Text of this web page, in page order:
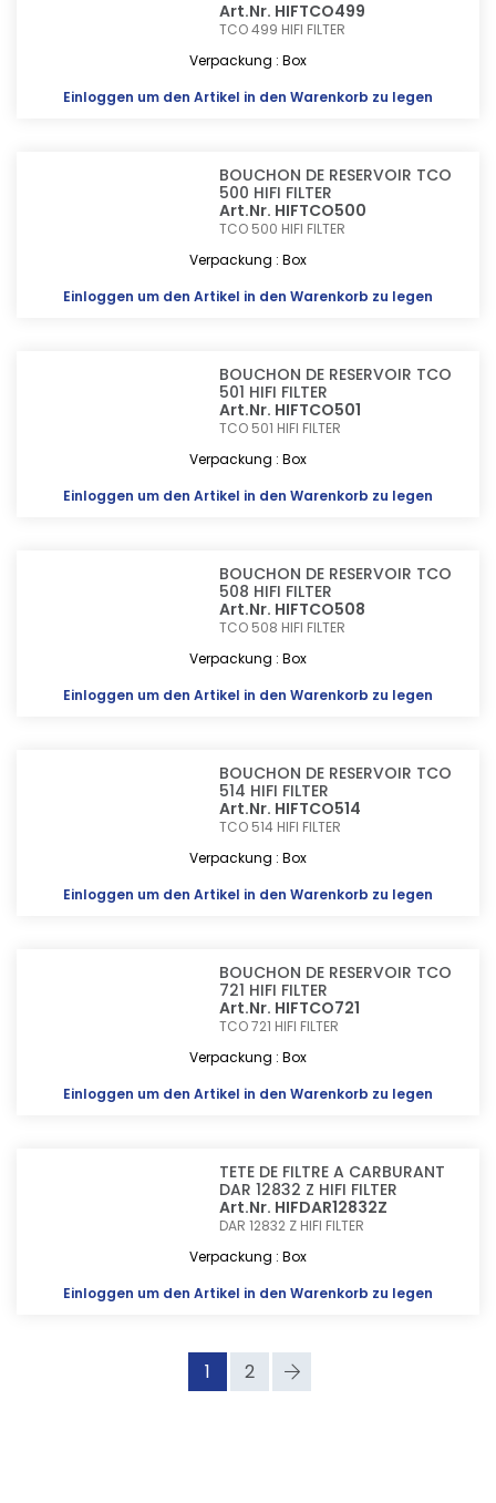
Art.Nr. HIFTCO499
TCO 499 HIFI FILTER
Verpackung : Box
Einloggen um den Artikel in den Warenkorb zu legen
BOUCHON DE RESERVOIR TCO
500 HIFI FILTER
Art.Nr. HIFTCO500
TCO 500 HIFI FILTER
Verpackung : Box
Einloggen um den Artikel in den Warenkorb zu legen
BOUCHON DE RESERVOIR TCO
501 HIFI FILTER
Art.Nr. HIFTCO501
TCO 501 HIFI FILTER
Verpackung : Box
Einloggen um den Artikel in den Warenkorb zu legen
BOUCHON DE RESERVOIR TCO
508 HIFI FILTER
Art.Nr. HIFTCO508
TCO 508 HIFI FILTER
Verpackung : Box
Einloggen um den Artikel in den Warenkorb zu legen
BOUCHON DE RESERVOIR TCO
514 HIFI FILTER
Art.Nr. HIFTCO514
TCO 514 HIFI FILTER
Verpackung : Box
Einloggen um den Artikel in den Warenkorb zu legen
BOUCHON DE RESERVOIR TCO
721 HIFI FILTER
Art.Nr. HIFTCO721
TCO 721 HIFI FILTER
Verpackung : Box
Einloggen um den Artikel in den Warenkorb zu legen
TETE DE FILTRE A CARBURANT
DAR 12832 Z HIFI FILTER
Art.Nr. HIFDAR12832Z
DAR 12832 Z HIFI FILTER
Verpackung : Box
Einloggen um den Artikel in den Warenkorb zu legen
1 2